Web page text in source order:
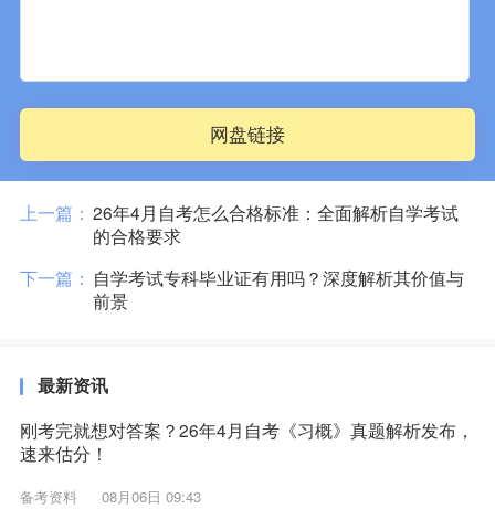
网盘链接
上一篇： 26年4月自考怎么合格标准：全面解析自学考试
的合格要求
下一篇： 自学考试专科毕业证有用吗？深度解析其价值与
前景
最新资讯
刚考完就想对答案？26年4月自考《习概》真题解析发布，
速来估分！
备考资料 08月06日 09:43